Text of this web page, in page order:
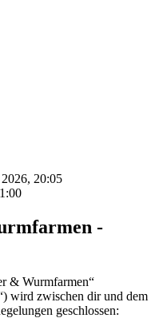
20:05
-
& Wurmfarmen“
wird zwischen dir und dem
geschlossen: